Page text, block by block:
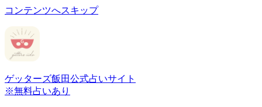
コンテンツへスキップ
ゲッターズ飯田公式占いサイト
※無料占いあり